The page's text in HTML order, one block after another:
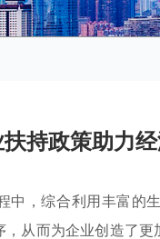
持政策助力
中，综合利用丰富的
从而为企业创造了